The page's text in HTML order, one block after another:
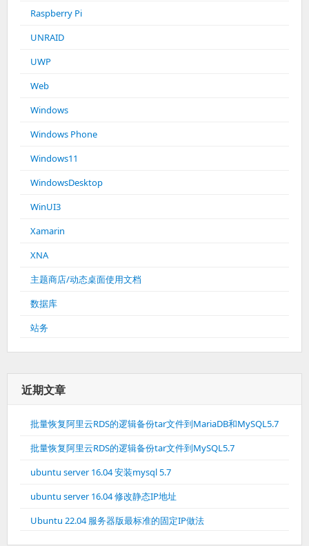
Raspberry Pi
UNRAID
UWP
Web
Windows
Windows Phone
Windows11
WindowsDesktop
WinUI3
Xamarin
XNA
主题商店/动态桌面使用文档
数据库
站务
近期文章
批量恢复阿里云RDS的逻辑备份tar文件到MariaDB和MySQL5.7
批量恢复阿里云RDS的逻辑备份tar文件到MySQL5.7
ubuntu server 16.04 安装mysql 5.7
ubuntu server 16.04 修改静态IP地址
Ubuntu 22.04 服务器版最标准的固定IP做法